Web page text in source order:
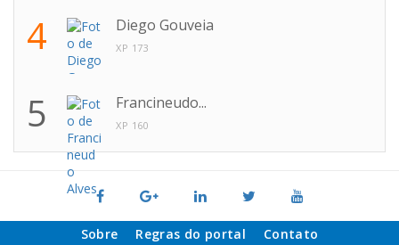
4 Diego Gouveia
XP 173
5 Francineudo...
XP 160
Sobre Regras do portal Contato